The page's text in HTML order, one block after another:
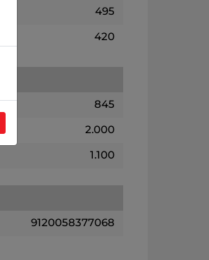
495
420
845
2.000
1.100
9120058377068